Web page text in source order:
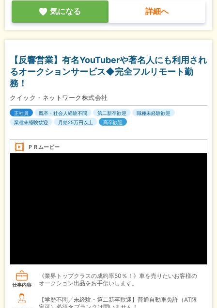
気になる 詳細へ
【反響営業】有名YouTuberや著名人にも利用され
るオークションサービス◆完全フルリモート勤
務！
クイック・ネットワーク株式会社
正社員 既卒・社会人経験不問 第二新卒歓迎
職種未経験歓迎
業種未経験歓迎
月給25万円以上 高卒歓迎
ＰＲムービー
仕事内容
《業界トップクラスの成約率50％！》車を売りたいお客様の
オークション出品をお手伝いします。
【学歴不問／未経験・第二新卒歓迎】普通自動車免許（AT限